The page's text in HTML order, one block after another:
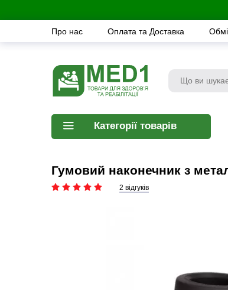
Про нас Оплата та Доставка
Категорії товарів
Гумовий наконечник з
2 відгуків